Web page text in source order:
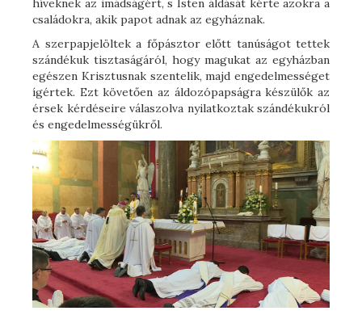
híveknek az imádságért, s Isten áldását kérte azokra a
családokra, akik papot adnak az egyháznak.
A szerpapjelöltek a főpásztor előtt tanúságot tettek
szándékuk tisztaságáról, hogy magukat az egyházban
egészen Krisztusnak szentelik, majd engedelmességet
ígértek. Ezt követően az áldozópapságra készülők az
érsek kérdéseire válaszolva nyilatkoztak szándékukról
és engedelmességükről.